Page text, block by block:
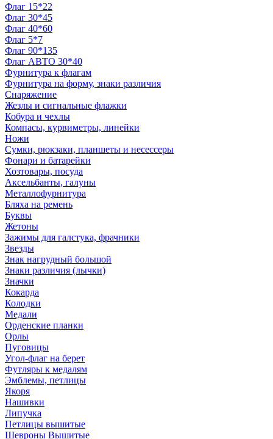
Флаг 15*22
Флаг 30*45
Флаг 40*60
Флаг 5*7
Флаг 90*135
Флаг АВТО 30*40
Фурнитура к флагам
Фурнитура на форму, знаки различия
Снаряжение
Жезлы и сигнальные флажки
Кобура и чехлы
Компасы, курвиметры, линейки
Ножи
Сумки, рюкзаки, планшеты и несессеры
Фонари и батарейки
Хозтовары, посуда
Аксельбанты, галуны
Металлофурнитура
Бляха на ремень
Буквы
Жетоны
Зажимы для галстука, фрачники
Звезды
Знак нагрудный большой
Знаки различия (лычки)
Значки
Кокарда
Колодки
Медали
Орденские планки
Орлы
Пуговицы
Угол-флаг на берет
Футляры к медалям
Эмблемы, петлицы
Якоря
Нашивки
Липучка
Петлицы вышитые
Шевроны Вышитые